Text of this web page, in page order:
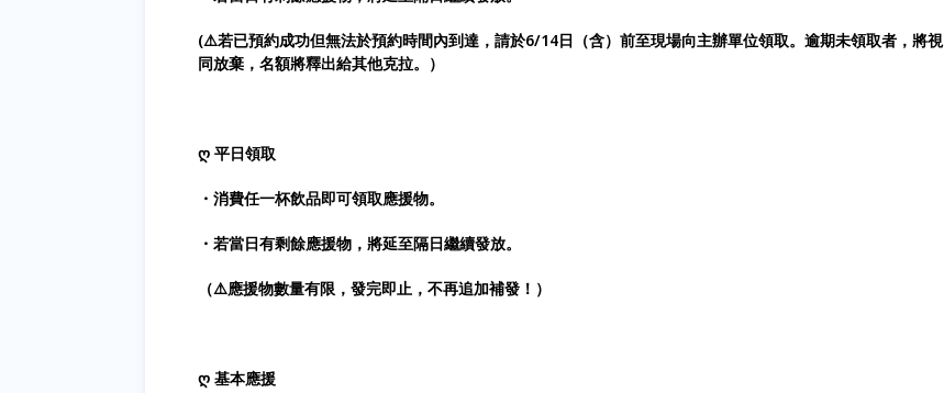
(⚠️若已預約成功但無法於預約時間內到達，請於6/14日（含）前至現場向主辦單位領取。逾期未領取者，將視
同放棄，名額將釋出給其他克拉。）
ღ 平日領取
・消費任一杯飲品即可領取應援物。
・若當日有剩餘應援物，將延至隔日繼續發放。
（⚠️應援物數量有限，發完即止，不再追加補發！）
ღ 基本應援